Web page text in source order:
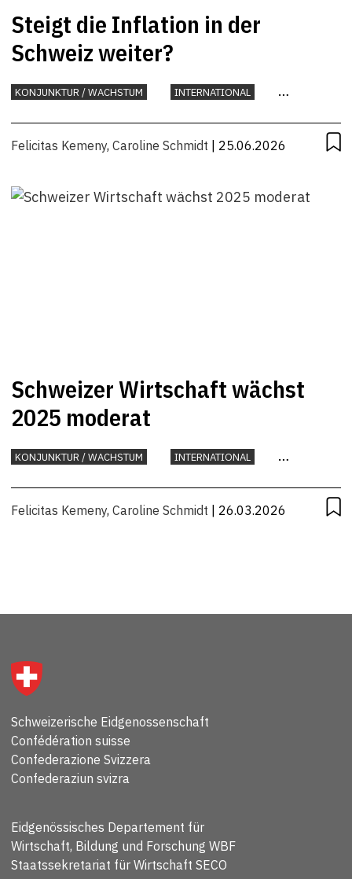
Steigt die Inflation in der
Schweiz weiter?
KONJUNKTUR / WACHSTUM
INTERNATIONAL
Felicitas Kemeny, Caroline Schmidt | 25.06.2026
Schweizer Wirtschaft wächst
2025 moderat
KONJUNKTUR / WACHSTUM
INTERNATIONAL
Felicitas Kemeny, Caroline Schmidt | 26.03.2026
Schweizerische Eidgenossenschaft
Confédération suisse
Confederazione Svizzera
Confederaziun svizra
Eidgenössisches Departement für
Wirtschaft, Bildung und Forschung WBF
Staatssekretariat für Wirtschaft SECO